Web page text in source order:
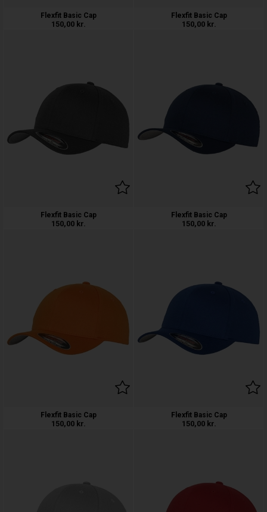
Flexfit Basic Cap
150,00 kr.
Flexfit Basic Cap
150,00 kr.
Flexfit Basic Cap
150,00 kr.
Flexfit Basic Cap
150,00 kr.
Flexfit Basic Cap
150,00 kr.
Flexfit Basic Cap
150,00 kr.